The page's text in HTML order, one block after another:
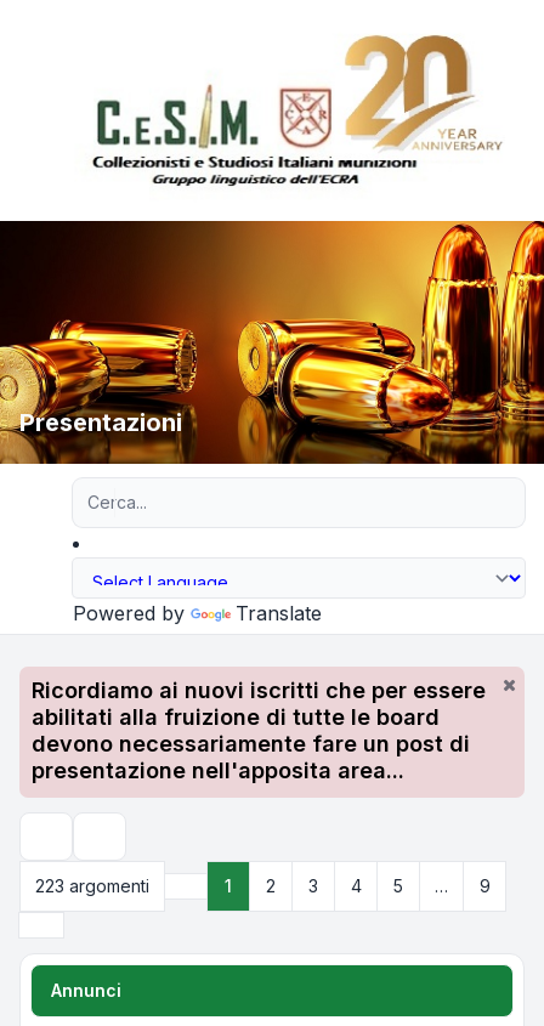
Presentazioni
Powered by Translate
Ricordiamo ai nuovi iscritti che per essere
abilitati alla fruizione di tutte le board
devono necessariamente fare un post di
presentazione nell'apposita area...
223 argomenti
Pagina di9
1 2 3 4 5 …
9
Annunci